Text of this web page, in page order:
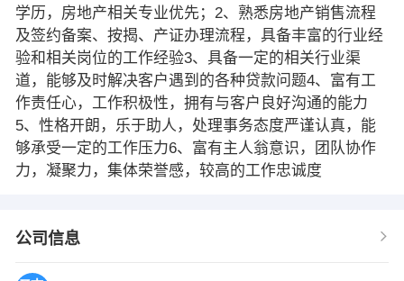
学历，房地产相关专业优先；2、熟悉房地产销售流程
及签约备案、按揭、产证办理流程，具备丰富的行业经
验和相关岗位的工作经验3、具备一定的相关行业渠
道，能够及时解决客户遇到的各种贷款问题4、富有工
作责任心，工作积极性，拥有与客户良好沟通的能力
5、性格开朗，乐于助人，处理事务态度严谨认真，能
够承受一定的工作压力6、富有主人翁意识，团队协作
力，凝聚力，集体荣誉感，较高的工作忠诚度
公司信息